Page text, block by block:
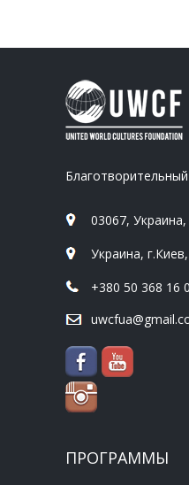
03067,
Украина,
+380 50 368 16
ПРОГРАММЫ